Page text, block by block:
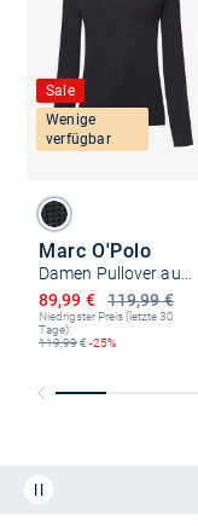
Sale
Wenige
verfügbar
Marc O'Polo
119,99 €
Ermäßigter Preis
89,99 €
Niedrigster Preis (letzte 30
Tage):
119,99€ -25%